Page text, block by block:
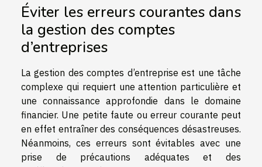
Éviter les erreurs courantes dans
la gestion des comptes
d’entreprises
La gestion des comptes d’entreprise est une tâche
complexe qui requiert une attention particulière et
une connaissance approfondie dans le domaine
financier. Une petite faute ou erreur courante peut
en effet entraîner des conséquences désastreuses.
Néanmoins, ces erreurs sont évitables avec une
prise de précautions adéquates et des